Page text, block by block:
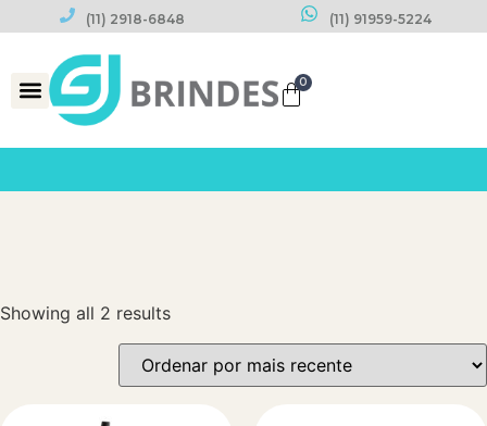
(11) 2918-6848 (11) 91959-5224
0
Showing all 2 results